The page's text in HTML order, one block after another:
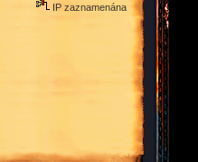
IP zaznamenána